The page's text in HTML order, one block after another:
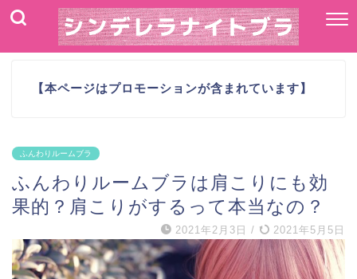
【本ページはプロモーションが含まれています】
ふんわりルームブラ
ふんわりルームブラは肩こりにも効
果的？肩こりがするって本当なの？
2021年2月3日 / 2021年5月5日